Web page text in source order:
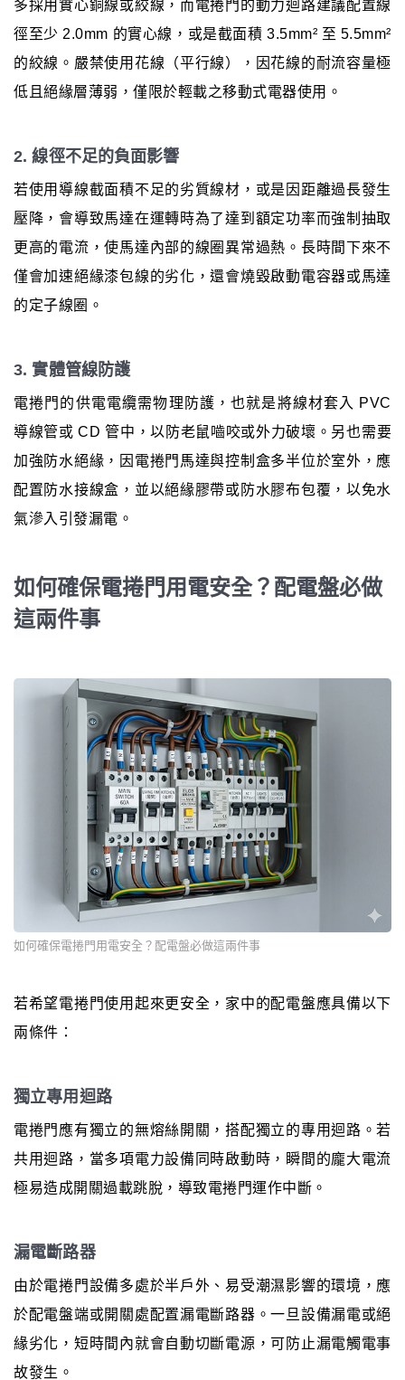
多採用實心銅線或絞線，而電捲門的動力迴路建議配置線
徑至少 2.0mm 的實心線，或是截面積 3.5mm² 至 5.5mm²
的絞線。嚴禁使用花線（平行線），因花線的耐流容量極
低且絕緣層薄弱，僅限於輕載之移動式電器使用。
2. 線徑不足的負面影響
若使用導線截面積不足的劣質線材，或是因距離過長發生
壓降，會導致馬達在運轉時為了達到額定功率而強制抽取
更高的電流，使馬達內部的線圈異常過熱。長時間下來不
僅會加速絕緣漆包線的劣化，還會燒毀啟動電容器或馬達
的定子線圈。
3. 實體管線防護
電捲門的供電電纜需物理防護，也就是將線材套入 PVC
導線管或 CD 管中，以防老鼠嚙咬或外力破壞。另也需要
加強防水絕緣，因電捲門馬達與控制盒多半位於室外，應
配置防水接線盒，並以絕緣膠帶或防水膠布包覆，以免水
氣滲入引發漏電。
如何確保電捲門用電安全？配電盤必做
這兩件事
如何確保電捲門用電安全？配電盤必做這兩件事
若希望電捲門使用起來更安全，家中的配電盤應具備以下
兩條件：
獨立專用迴路
電捲門應有獨立的無熔絲開關，搭配獨立的專用迴路。若
共用迴路，當多項電力設備同時啟動時，瞬間的龐大電流
極易造成開關過載跳脫，導致電捲門運作中斷。
漏電斷路器
由於電捲門設備多處於半戶外、易受潮濕影響的環境，應
於配電盤端或開關處配置漏電斷路器。一旦設備漏電或絕
緣劣化，短時間內就會自動切斷電源，可防止漏電觸電事
故發生。